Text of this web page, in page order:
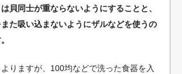
貝同士が重ならないようにすることと、
た吸い込まないようにザルなどを使うの
りますが、100均などで洗った食器を入